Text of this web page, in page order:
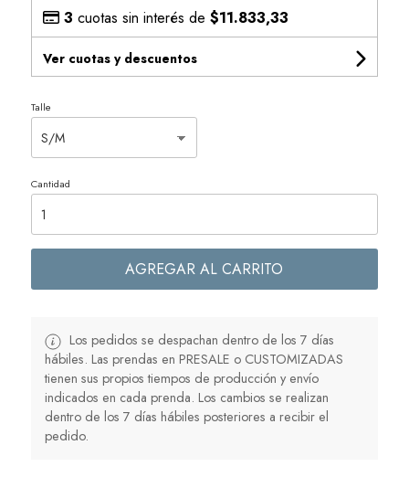
3 cuotas sin interés de $11.833,33
Ver cuotas y descuentos
Talle
Cantidad
AGREGAR AL CARRITO
Los pedidos se despachan dentro de los 7 días
hábiles. Las prendas en PRESALE o CUSTOMIZADAS
tienen sus propios tiempos de producción y envío
indicados en cada prenda. Los cambios se realizan
dentro de los 7 días hábiles posteriores a recibir el
pedido.